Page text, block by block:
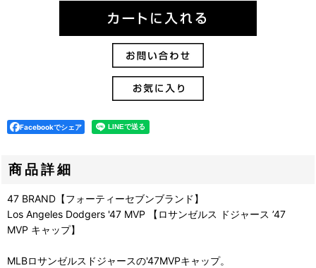
Facebookでシェア
商品詳細
47 BRAND【フォーティーセブンブランド】
Los Angeles Dodgers '47 MVP 【ロサンゼルス ドジャース ’47
MVP キャップ】
MLBロサンゼルスドジャースの'47MVPキャップ。